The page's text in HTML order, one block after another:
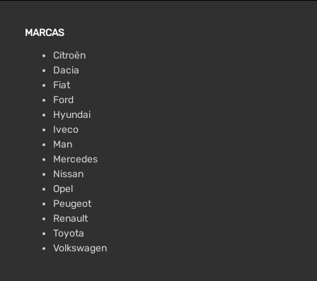
MARCAS
Citroën
Dacia
Fiat
Ford
Hyundai
Iveco
Man
Mercedes
Nissan
Opel
Peugeot
Renault
Toyota
Volkswagen